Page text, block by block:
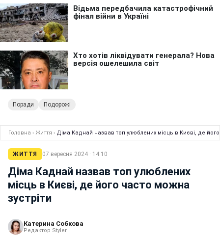
Поради Подорожі
Головна › Життя › Діма Каднай назвав топ улюблених місць в Києві, де
ЖИТТЯ 07 вересня 2024 · 14:10
Діма Каднай назвав топ улюблених
місць в Києві, де його часто можна
зустріти
Катерина Собкова
Редактор Styler